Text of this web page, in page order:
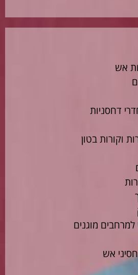
אש
דחסניות
וקורות בטון
למרחבים מוגנים
אש